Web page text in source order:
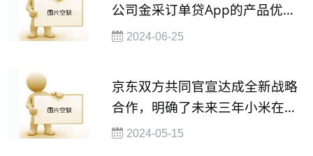
公司金采订单贷App的产品优势
和准入标准
2024-06-25
京东双方共同官宣达成全新战略
合作，明确了未来三年小米在京
东全渠道销售额2000亿的目标
2024-05-15